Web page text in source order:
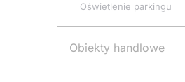
Oświetlenie parkingu
Obiekty handlowe